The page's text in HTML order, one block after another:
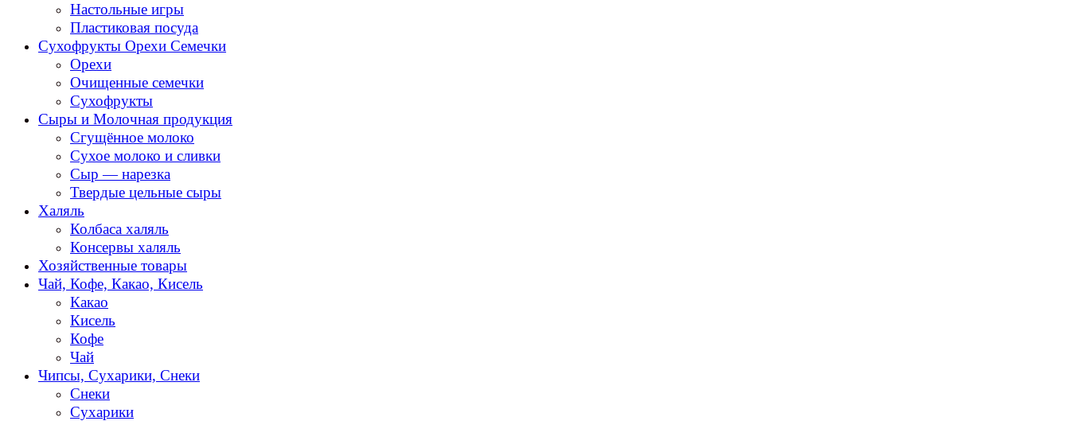
Настольные игры
Пластиковая посуда
Сухофрукты Орехи Семечки
Орехи
Очищенные семечки
Сухофрукты
Сыры и Молочная продукция
Сгущённое молоко
Сухое молоко и сливки
Сыр — нарезка
Твердые цельные сыры
Халяль
Колбаса халяль
Консервы халяль
Хозяйственные товары
Чай, Кофе, Какао, Кисель
Какао
Кисель
Кофе
Чай
Чипсы, Сухарики, Снеки
Снеки
Сухарики